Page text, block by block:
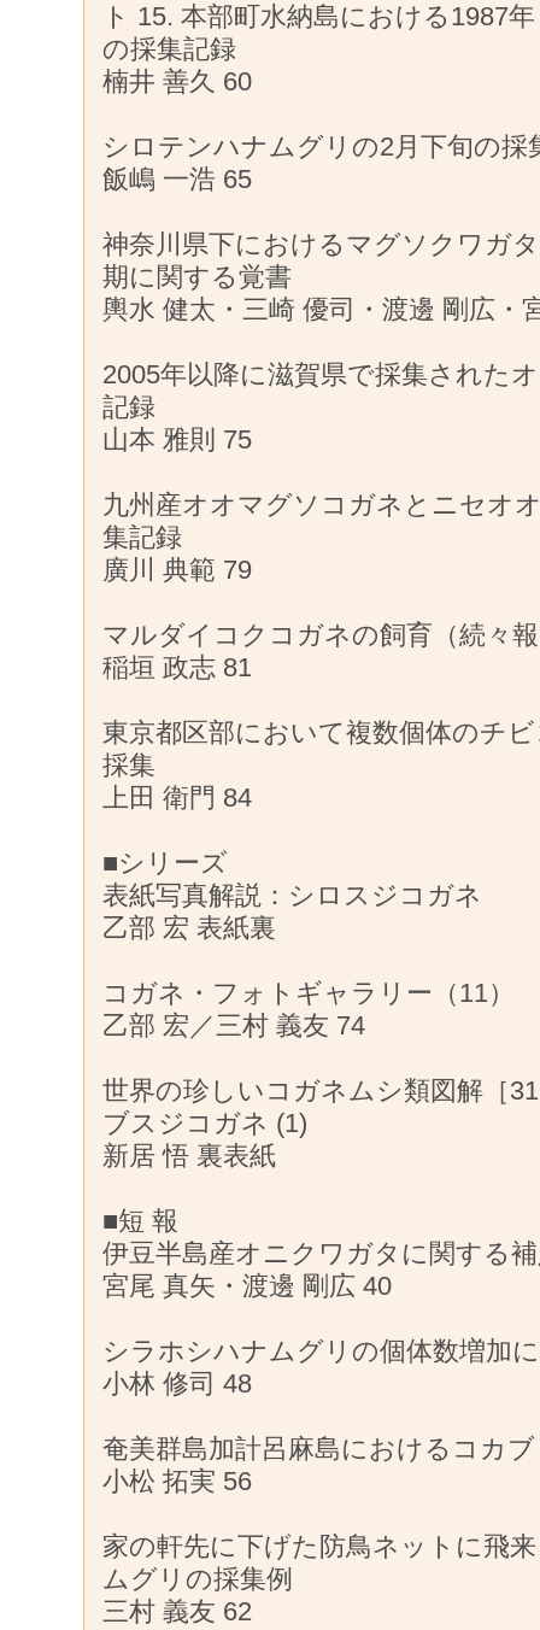
ト 15. 本部町水納島における1987
の採集記録
楠井 善久 60
シロテンハナムグリの2月下旬の採
飯嶋 一浩 65
神奈川県下におけるマグソクワガ
期に関する覚書
輿水 健太・三崎 優司・渡邊 剛広・
2005年以降に滋賀県で採集された
記録
山本 雅則 75
九州産オオマグソコガネとニセオ
集記録
廣川 典範 79
マルダイコクコガネの飼育（続々
稲垣 政志 81
東京都区部において複数個体のチ
採集
上田 衛門 84
■シリーズ
表紙写真解説：シロスジコガネ
乙部 宏 表紙裏
コガネ・フォトギャラリー（11）
乙部 宏／三村 義友 74
世界の珍しいコガネムシ類図解［
ブスジコガネ (1)
新居 悟 裏表紙
■短 報
伊豆半島産オニクワガタに関する
宮尾 真矢・渡邊 剛広 40
シラホシハナムグリの個体数増加
小林 修司 48
奄美群島加計呂麻島におけるコカ
小松 拓実 56
家の軒先に下げた防鳥ネットに飛
ムグリの採集例
三村 義友 62